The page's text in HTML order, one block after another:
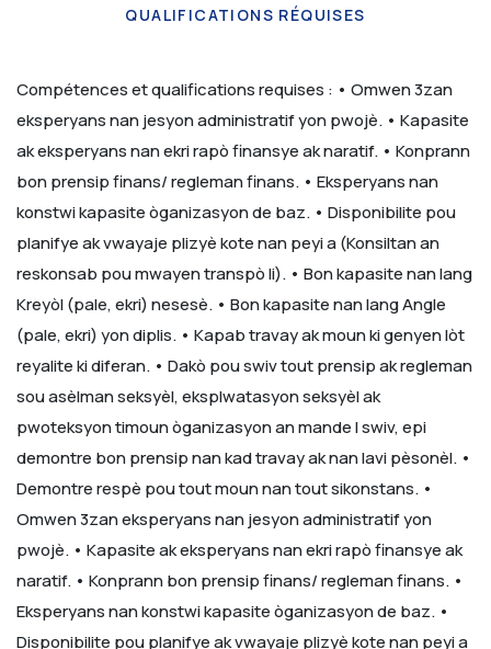
QUALIFICATIONS RÉQUISES
Compétences et qualifications requises : • Omwen 3zan
eksperyans nan jesyon administratif yon pwojè. • Kapasite
ak eksperyans nan ekri rapò finansye ak naratif. • Konprann
bon prensip finans/ regleman finans. • Eksperyans nan
konstwi kapasite òganizasyon de baz. • Disponibilite pou
planifye ak vwayaje plizyè kote nan peyi a (Konsiltan an
reskonsab pou mwayen transpò li). • Bon kapasite nan lang
Kreyòl (pale, ekri) nesesè. • Bon kapasite nan lang Angle
(pale, ekri) yon diplis. • Kapab travay ak moun ki genyen lòt
reyalite ki diferan. • Dakò pou swiv tout prensip ak regleman
sou asèlman seksyèl, eksplwatasyon seksyèl ak
pwoteksyon timoun òganizasyon an mande l swiv, epi
demontre bon prensip nan kad travay ak nan lavi pèsonèl. •
Demontre respè pou tout moun nan tout sikonstans. •
Omwen 3zan eksperyans nan jesyon administratif yon
pwojè. • Kapasite ak eksperyans nan ekri rapò finansye ak
naratif. • Konprann bon prensip finans/ regleman finans. •
Eksperyans nan konstwi kapasite òganizasyon de baz. •
Disponibilite pou planifye ak vwayaje plizyè kote nan peyi a